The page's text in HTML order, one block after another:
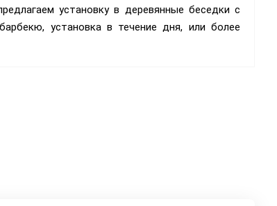
установку в деревянные беседки с
установка в течение дня, или более